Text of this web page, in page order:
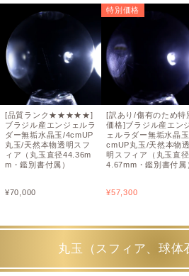
[品質ランク★★★★★]
ブラジル産エンジェルラ
ダー無垢水晶玉/4cmUP
丸玉/天然本物透明スフ
ィア（丸玉直径44.36m
m・鑑別書付属）
¥70,000
特別価格
[訳あり/傷有のため特
価格]ブラジル産エン
ェルラダー無垢水晶
cmUP丸玉/天然本物透
明スフィア（丸玉直
4.67mm・鑑別書付属
¥57,300
丸玉（スフィア、球体